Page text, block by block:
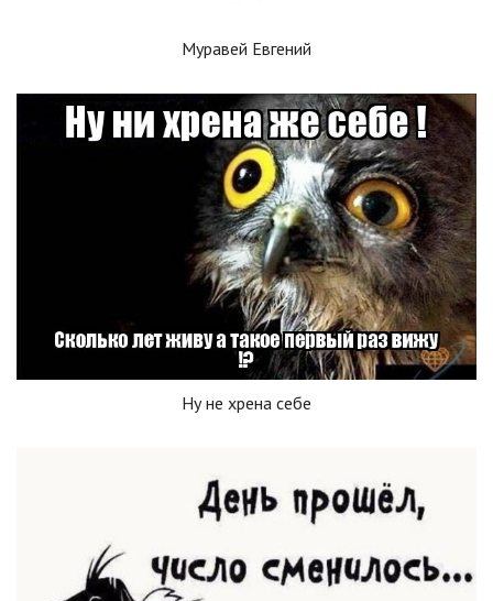
Муравей Евгений
Ну не хрена себе